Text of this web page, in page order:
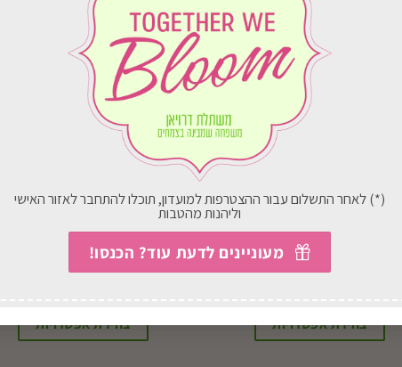
(*) לאחר התשלום עבור ההצטרפות למועדון, תוכלו להתחבר לאזור האישי
וליהנות מהטבות
מעוניינים לדעת עוד? הכנסו!גרנולר – חומר הדברה לנמלים
בחירת אפשרויות
במשלוח
לכל הארץ
B212 מס.שיחים ידנית
טלסקופית
בחירת אפשרויות